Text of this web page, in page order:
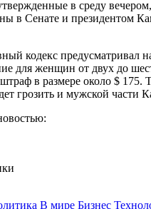
в среду
в Сенате и президентом
кодекс предусматривал
для женщин от двух до
в размере около $ 175.
грозить и мужской части
В мире Бизнес